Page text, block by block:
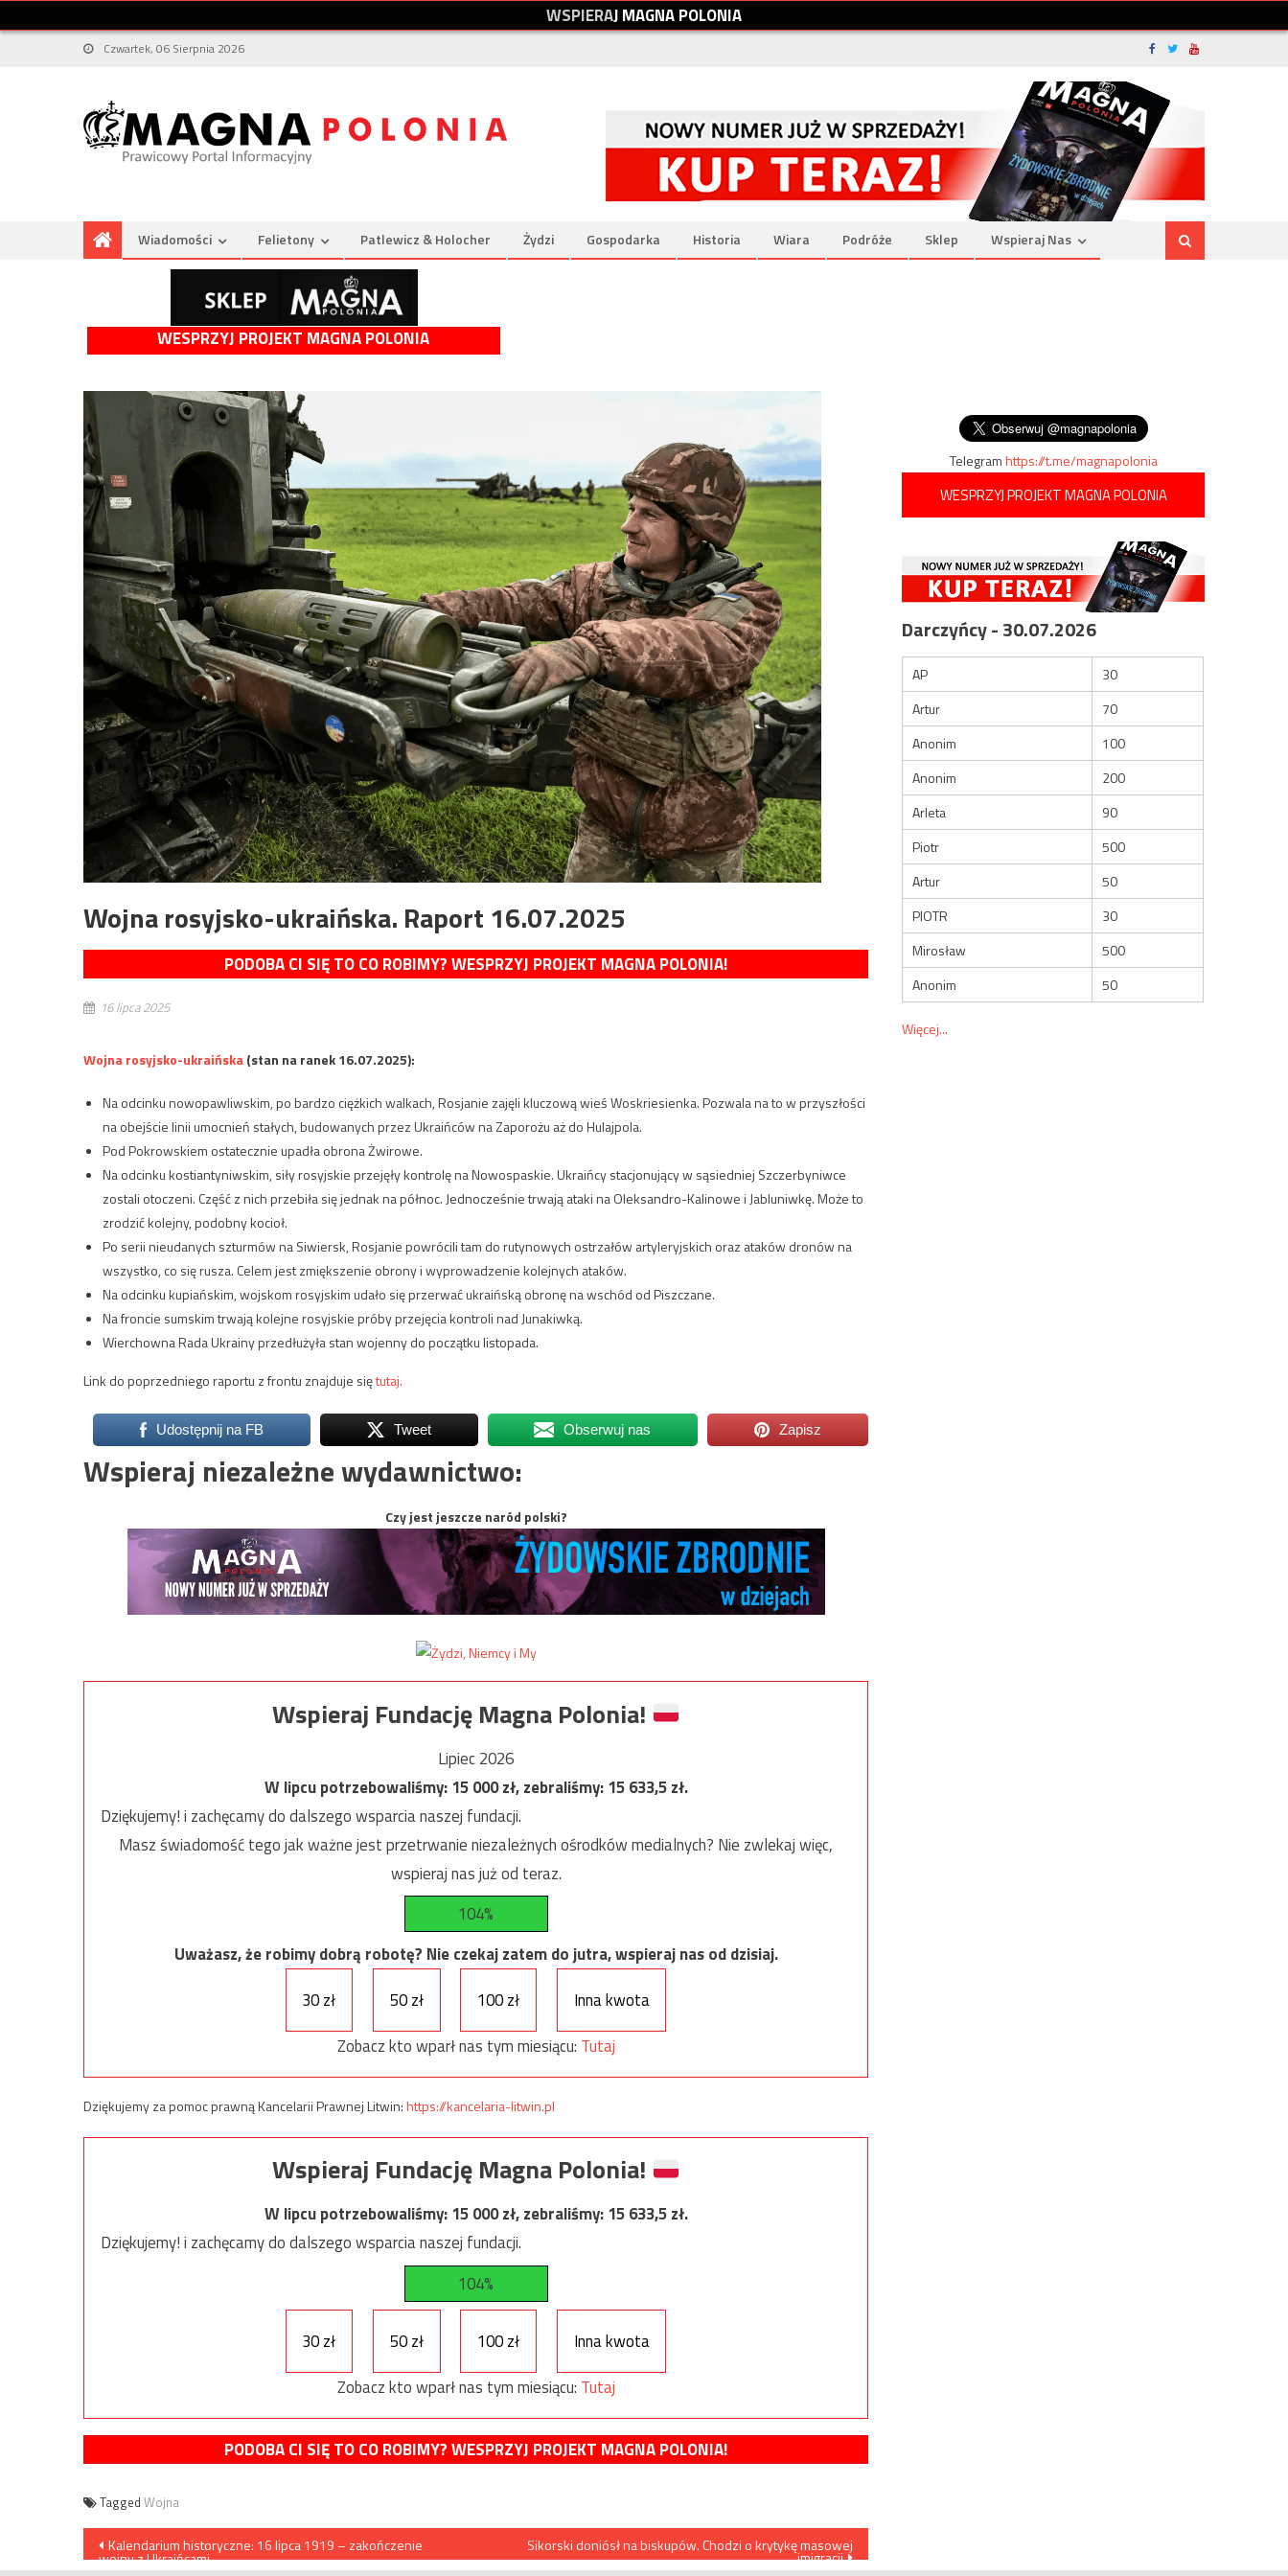
WSPIERAJMAGNAPOLONIA
Czwartek, 06 Sierpnia 2026
Wiadomości Felietony Patlewicz & Holocher Żydzi Gospodarka Historia Wiara Podróże Sklep Wspieraj Nas
WESPRZYJ PROJEKT MAGNA POLONIA
Wojna rosyjsko-ukraińska. Raport 16.07.2025
PODOBA CI SIĘ TO CO ROBIMY? WESPRZYJ PROJEKT MAGNA POLONIA!
16 lipca 2025
Wojna rosyjsko-ukraińska(stan na ranek 16.07.2025):
Na odcinku nowopawliwskim, po bardzo ciężkich walkach, Rosjanie zajęli kluczową wieś Woskriesienka. Pozwala na to w przyszłości
na obejście linii umocnień stałych, budowanych przez Ukraińców na Zaporożu aż do Hulajpola.
Pod Pokrowskiem ostatecznie upadła obrona Żwirowe.
Na odcinku kostiantyniwskim, siły rosyjskie przejęły kontrolę na Nowospaskie. Ukraińcy stacjonujący w sąsiedniej Szczerbyniwce
zostali otoczeni. Część z nich przebiła się jednak na północ. Jednocześnie trwają ataki na Oleksandro-Kalinowe i Jabluniwkę. Może to
zrodzić kolejny, podobny kocioł.
Po serii nieudanych szturmów na Siwiersk, Rosjanie powrócili tam do rutynowych ostrzałów artyleryjskich oraz ataków dronów na
wszystko, co się rusza. Celem jest zmiększenie obrony i wyprowadzenie kolejnych ataków.
Na odcinku kupiańskim, wojskom rosyjskim udało się przerwać ukraińską obronę na wschód od Piszczane.
Na froncie sumskim trwają kolejne rosyjskie próby przejęcia kontroli nad Junakiwką.
Wierchowna Rada Ukrainy przedłużyła stan wojenny do początku listopada.
Link do poprzedniego raportu z frontu znajduje siętutaj.
Udostępnij na FB Tweet Obserwuj nas Zapisz
Wspieraj niezależne wydawnictwo:
Czy jest jeszcze naród polski?
Wspieraj Fundację Magna Polonia!
Lipiec 2026
W lipcu potrzebowaliśmy:15 000zł, zebraliśmy:15 633,5zł.
Dziękujemy! i zachęcamy do dalszego wsparcia naszej fundacji.
Masz świadomość tego jak ważne jest przetrwanie niezależnych ośrodków medialnych? Nie zwlekaj więc,
wspieraj nas już od teraz.
104%
Uważasz, że robimy dobrą robotę? Nie czekaj zatem do jutra, wspieraj nas od dzisiaj.
30 zł
50 zł 100 zł
Inna kwota
Zobacz kto wparł nas tym miesiącu: Tutaj
Dziękujemy za pomoc prawną Kancelarii Prawnej Litwin:https://kancelaria-litwin.pl
Wspieraj Fundację Magna Polonia!
W lipcu potrzebowaliśmy:15 000zł, zebraliśmy:15 633,5zł.
Dziękujemy! i zachęcamy do dalszego wsparcia naszej fundacji.
104%
30 zł 50 zł 100 zł
Inna kwota
Zobacz kto wparł nas tym miesiącu: Tutaj
PODOBA CI SIĘ TO CO ROBIMY? WESPRZYJ PROJEKT MAGNA POLONIA!
Tagged Wojna
Nawigacja
Kalendarium historyczne: 16 lipca 1919 – zakończenie
wojny z Ukraińcami
Sikorski doniósł na biskupów. Chodzi o krytykę masowej
imigracji
Telegramhttps://t.me/magnapolonia
WESPRZYJ PROJEKT MAGNA POLONIA
Darczyńcy - 30.07.2026
AP
30
Artur
70
Anonim
100
Anonim
200
Arleta
90
Piotr
500
Artur
50
PIOTR
30
Mirosław
500
Anonim
50
Więcej...